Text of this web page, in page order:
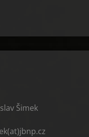
Šimek